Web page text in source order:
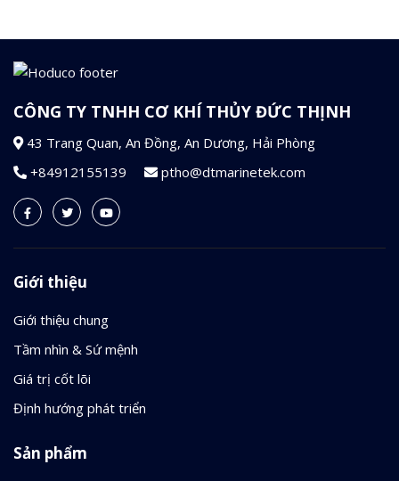
CÔNG TY TNHH CƠ KHÍ THỦY ĐỨC THỊNH
43 Trang Quan, An Đồng, An Dương, Hải Phòng
+84912155139
ptho@dtmarinetek.com
Giới thiệu
Giới thiệu chung
Tầm nhìn & Sứ mệnh
Giá trị cốt lõi
Định hướng phát triển
Sản phẩm